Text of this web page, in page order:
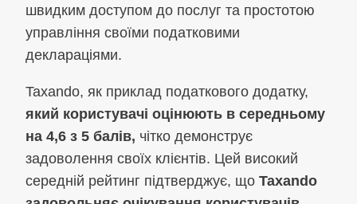
швидким доступом до послуг та простотою
управління своїми податковими
деклараціями.
Taxando, як приклад податкового додатку,
який користувачі оцінюють в середньому
на 4,6 з 5 балів, чітко демонструє
задоволення своїх клієнтів. Цей високий
середній рейтинг підтверджує, що Taxando